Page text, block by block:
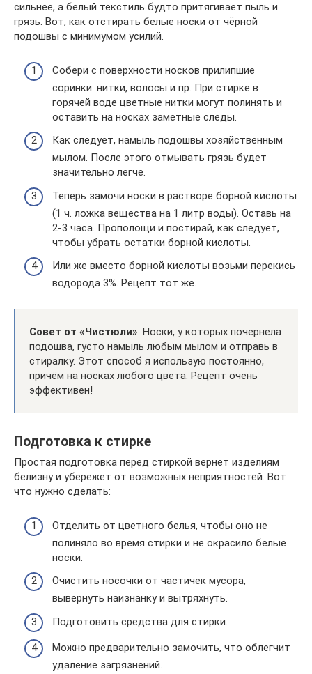
сильнее, а белый текстиль будто притягивает пыль и
грязь. Вот, как отстирать белые носки от чёрной
подошвы с минимумом усилий.
Собери с поверхности носков прилипшие
соринки: нитки, волосы и пр. При стирке в
горячей воде цветные нитки могут полинять и
оставить на носках заметные следы.
Как следует, намыль подошвы хозяйственным
мылом. После этого отмывать грязь будет
значительно легче.
Теперь замочи носки в растворе борной кислоты
(1 ч. ложка вещества на 1 литр воды). Оставь на
2-3 часа. Прополощи и постирай, как следует,
чтобы убрать остатки борной кислоты.
Или же вместо борной кислоты возьми перекись
водорода 3%. Рецепт тот же.
Совет от «Чистюли». Носки, у которых почернела
подошва, густо намыль любым мылом и отправь в
стиралку. Этот способ я использую постоянно,
причём на носках любого цвета. Рецепт очень
эффективен!
Подготовка к стирке
Простая подготовка перед стиркой вернет изделиям
белизну и убережет от возможных неприятностей. Вот
что нужно сделать:
Отделить от цветного белья, чтобы оно не
полиняло во время стирки и не окрасило белые
носки.
Очистить носочки от частичек мусора,
вывернуть наизнанку и вытряхнуть.
Подготовить средства для стирки.
Можно предварительно замочить, что облегчит
удаление загрязнений.